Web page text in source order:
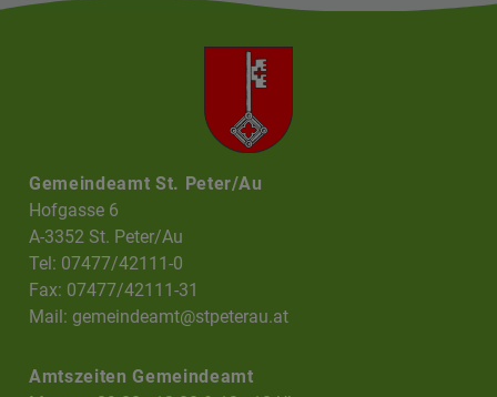
Gemeindeamt St. Peter/Au
Hofgasse 6
A-3352 St. Peter/Au
Tel: 07477/42111-0
Fax: 07477/42111-31
Mail:gemeindeamt@stpeterau.at
Mo
09.00 - 12.00 & 13 - 18 Uhr